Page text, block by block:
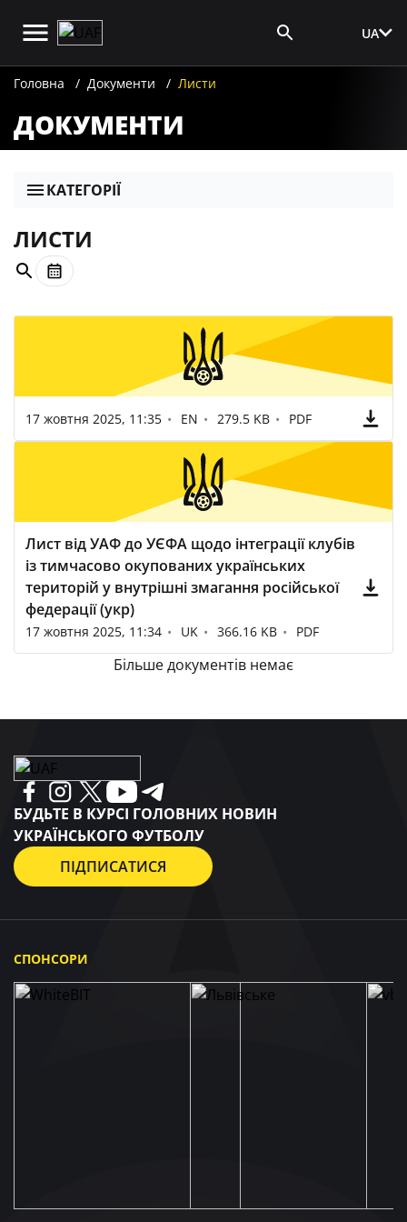
UA
Головна Документи Листи
ДОКУМЕНТИ
КАТЕГОРІЇ
ЛИСТИ
17 жовтня 2025, 11:35 EN 279.5 KB PDF
Лист від УАФ до УЄФА щодо інтеграції клубів
із тимчасово окупованих українських
територій у внутрішні змагання російської
федерації (укр)
17 жовтня 2025, 11:34 UK 366.16 KB PDF
Більше документів немає
БУДЬТЕ В КУРСІ ГОЛОВНИХ НОВИН
УКРАЇНСЬКОГО ФУТБОЛУ
ПІДПИСАТИСЯ
СПОНСОРИ